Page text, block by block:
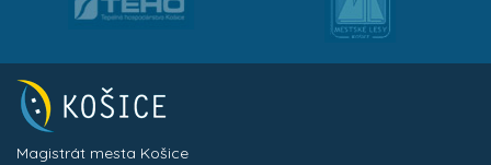
Magistrát mesta Košice